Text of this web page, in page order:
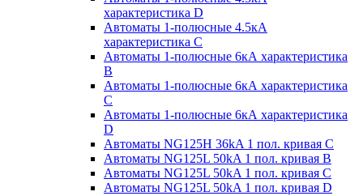
характеристика D
Автоматы 1-полюсные 4.5кА
характеристика С
Автоматы 1-полюсные 6кА характеристика
B
Автоматы 1-полюсные 6кА характеристика
C
Автоматы 1-полюсные 6кА характеристика
D
Автоматы NG125H 36kA 1 пол. кривая C
Автоматы NG125L 50kA 1 пол. кривая B
Автоматы NG125L 50kA 1 пол. кривая C
Автоматы NG125L 50kA 1 пол. кривая D